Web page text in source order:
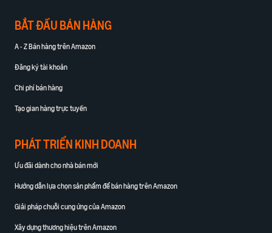
BẮT ĐẦU BÁN HÀNG
A - Z Bán hàng trên Amazon
Đăng ký tài khoản
Chi phí bán hàng
Tạo gian hàng trực tuyến
PHÁT TRIỂN KINH DOANH
Ưu đãi dành cho nhà bán mới
Hướng dẫn lựa chọn sản phẩm để bán hàng trên Amazon
Giải pháp chuỗi cung ứng của Amazon
Xây dựng thương hiệu trên Amazon